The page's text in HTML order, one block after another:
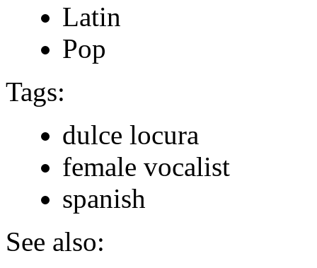
Latin
Pop
Tags:
dulce locura
female vocalist
spanish
See also: